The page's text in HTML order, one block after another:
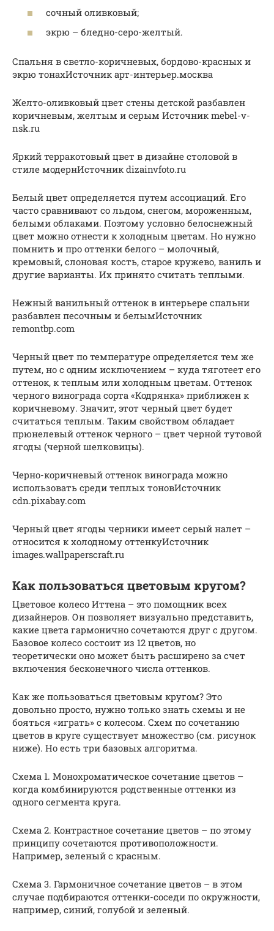
сочный оливковый;
экрю – бледно-серо-желтый.
Спальня в светло-коричневых, бордово-красных и
экрю тонахИсточник арт-интерьер.москва
Желто-оливковый цвет стены детской разбавлен
коричневым, желтым и серым Источник mebel-v-
nsk.ru
Яркий терракотовый цвет в дизайне столовой в
стиле модернИсточник dizainvfoto.ru
Белый цвет определяется путем ассоциаций. Его
часто сравнивают со льдом, снегом, мороженным,
белыми облаками. Поэтому условно белоснежный
цвет можно отнести к холодным цветам. Но нужно
помнить и про оттенки белого – молочный,
кремовый, слоновая кость, старое кружево, ваниль и
другие варианты. Их принято считать теплыми.
Нежный ванильный оттенок в интерьере спальни
разбавлен песочным и белымИсточник
remontbp.com
Черный цвет по температуре определяется тем же
путем, но с одним исключением – куда тяготеет его
оттенок, к теплым или холодным цветам. Оттенок
черного винограда сорта «Кодрянка» приближен к
коричневому. Значит, этот черный цвет будет
считаться теплым. Таким свойством обладает
прюнелевый оттенок черного – цвет черной тутовой
ягоды (черной шелковицы).
Черно-коричневый оттенок винограда можно
использовать среди теплых тоновИсточник
cdn.pixabay.com
Черный цвет ягоды черники имеет серый налет –
относится к холодному оттенкуИсточник
images.wallpaperscraft.ru
Как пользоваться цветовым кругом?
Цветовое колесо Иттена – это помощник всех
дизайнеров. Он позволяет визуально представить,
какие цвета гармонично сочетаются друг с другом.
Базовое колесо состоит из 12 цветов, но
теоретически оно может быть расширено за счет
включения бесконечного числа оттенков.
Как же пользоваться цветовым кругом? Это
довольно просто, нужно только знать схемы и не
бояться «играть» с колесом. Схем по сочетанию
цветов в круге существует множество (см. рисунок
ниже). Но есть три базовых алгоритма.
Схема 1. Монохроматическое сочетание цветов –
когда комбинируются родственные оттенки из
одного сегмента круга.
Схема 2. Контрастное сочетание цветов – по этому
принципу сочетаются противоположности.
Например, зеленый с красным.
Схема 3. Гармоничное сочетание цветов – в этом
случае подбираются оттенки-соседи по окружности,
например, синий, голубой и зеленый.